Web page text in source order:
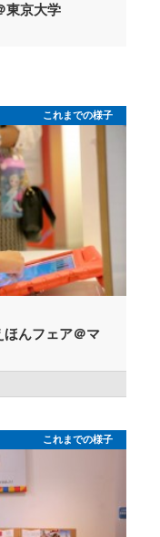
東京大学
これまでの様子
ほんフェア＠マ
これまでの様子